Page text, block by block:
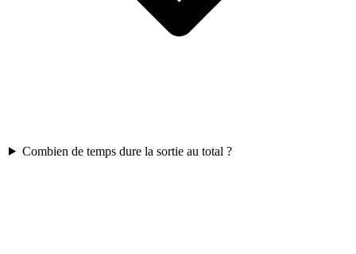
Combien de temps dure la sortie au total ?